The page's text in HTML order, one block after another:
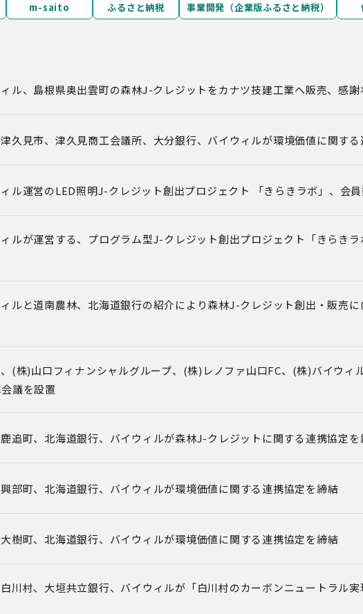
m-saito ふるさと納税 事業開発（企業版ふるさと納税）
ィル、島根県奥出雲町の森林J-クレジットをカナツ技建工業へ販売、感
津久見市、津久見商工会議所、大分銀行、バイウィルが環境価値に関す
ィル運営のLED照明J-クレジット創出プロジェクト 「きらきラボ」、会
ィルが運営する、プログラム型J-クレジット創出プロジェクト「きらき
ィルと道南農林、北海道銀行の紹介により森林J-クレジット創出・販売
、(株)山口フィナンシャルグループ、(株)レノファ山口FC、(株)バイウィ
議を設置
鹿追町、北海道銀行、バイウィルが森林J-クレジットに関する連携協定を
興部町、北海道銀行、バイウィルが環境価値に関する連携協定を締結
大樹町、北海道銀行、バイウィルが環境価値に関する連携協定を締結
白川村、大垣共立銀行、バイウィルが「白川村のカーボンニュートラル